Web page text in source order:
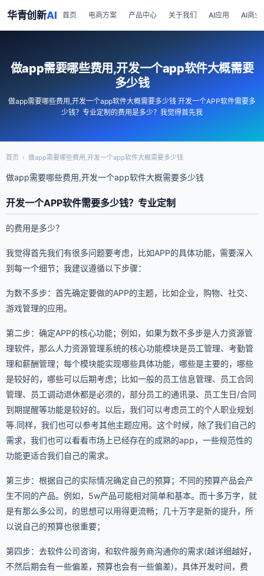
华青创新AI 首页 电商方案 产品中心 关于我们 AI应用 AI商业
做app需要哪些费用,开发一个app软件大概需要
多少钱
做app需要哪些费用,开发一个app软件大概需要多少钱 开发一个APP软件需要多
少钱？专业定制的费用是多少？我觉得首先我
首页 › 做app需要哪些费用,开发一个app软件大概需要多少钱
做app需要哪些费用,开发一个app软件大概需要多少钱
开发一个APP软件需要多少钱？专业定制
的费用是多少？
我觉得首先我们有很多问题要考虑，比如APP的具体功能，需要深入
到每一个细节；我建议遵循以下步骤：
为数不多步：首先确定要做的APP的主题，比如企业，购物、社交、
游戏管理的应用。
第二步：确定APP的核心功能；例如，如果为数不多步是人力资源管
理软件，那么人力资源管理系统的核心功能模块是员工管理、考勤管
理和薪酬管理；每个模块能实现哪些具体功能，哪些是主要的，哪些
是较好的，哪些可以后期考虑；比如一般的员工信息管理、员工合同
管理、员工调动退休都是必须的，部分员工的通讯录、员工生日/合同
到期提醒等功能是较好的。以后，我们可以考虑员工的个人职业规划
等.同样，我们也可以参考其他主题应用。这个时候，除了我们自己的
需求，我们也可以看看市场上已经存在的成熟的app，一些规范性的
功能更适合我们自己的需求。
第三步：根据自己的实际情况确定自己的预算；不同的预算产品会产
生不同的产品。例如，5w产品可能相对简单和基本。而十多万字，就
是有那么多公司，的思想可以用得更流畅；几十万字是新的提升，所
以说自己的预算也很重要；
第四步：去软件公司咨询，和软件服务商沟通你的需求(越详细越好，
不然后期会有一些偏差，预算也会有一些偏差)，具体开发时间，费